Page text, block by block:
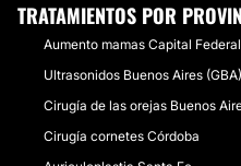
TRATAMIENTOS POR
Aumento mamas Capital Federal
Ultrasonidos Buenos Aires (GBA)
Cirugía de las orejas Buenos
Cirugía cornetes Córdoba